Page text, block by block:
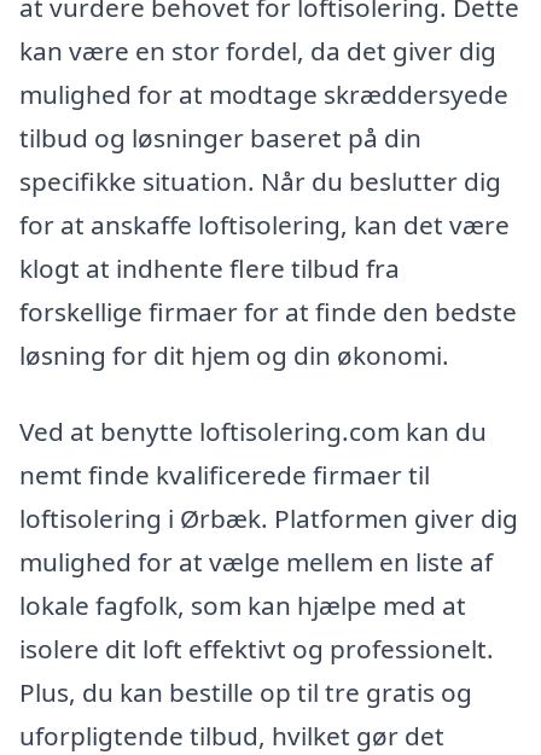
at vurdere behovet for loftisolering. Dette
kan være en stor fordel, da det giver dig
mulighed for at modtage skræddersyede
tilbud og løsninger baseret på din
specifikke situation. Når du beslutter dig
for at anskaffe loftisolering, kan det være
klogt at indhente flere tilbud fra
forskellige firmaer for at finde den bedste
løsning for dit hjem og din økonomi.
Ved at benytte loftisolering.com kan du
nemt finde kvalificerede firmaer til
loftisolering i Ørbæk. Platformen giver dig
mulighed for at vælge mellem en liste af
lokale fagfolk, som kan hjælpe med at
isolere dit loft effektivt og professionelt.
Plus, du kan bestille op til tre gratis og
uforpligtende tilbud, hvilket gør det